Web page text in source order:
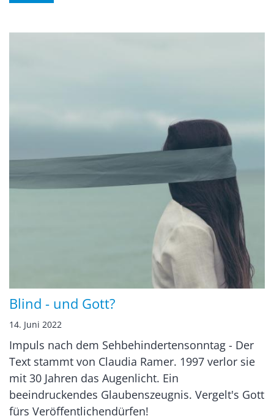
Blind - und Gott?
14. Juni 2022
Impuls nach dem Sehbehindertensonntag - Der
Text stammt von Claudia Ramer. 1997 verlor sie
mit 30 Jahren das Augenlicht. Ein
beeindruckendes Glaubenszeugnis. Vergelt's Gott
fürs Veröffentlichendürfen!